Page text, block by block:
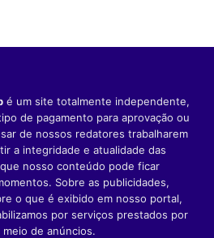
é um site totalmente independente,
de pagamento para aprovação ou
de nossos redatores trabalharem
a integridade e atualidade das
nosso conteúdo pode ficar
Sobre as publicidades,
o que é exibido em nosso portal,
por serviços prestados por
de anúncios.